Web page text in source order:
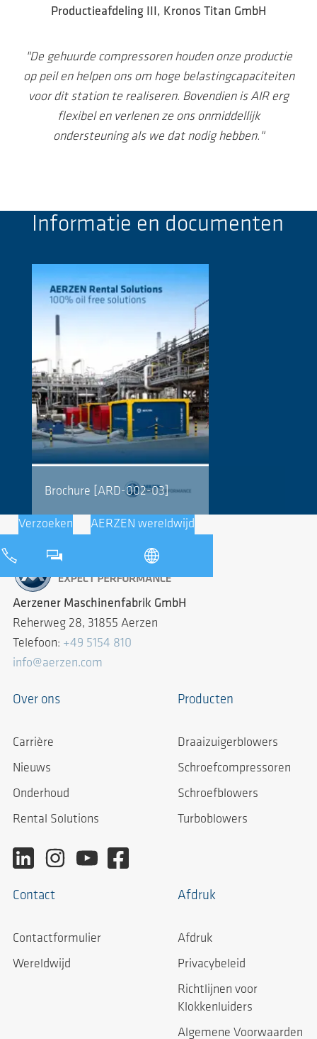
Productieafdeling III, Kronos Titan GmbH
"De gehuurde compressoren houden onze productie
op peil en helpen ons om hoge belastingcapaciteiten
voor dit station te realiseren. Bovendien is AIR erg
flexibel en verlenen ze ons onmiddellijk
ondersteuning als we dat nodig hebben."
Informatie en documenten
Brochure [ARD-002-03]
Verzoeken AERZEN wereldwijd
Aerzener Maschinenfabrik GmbH
Reherweg 28, 31855 Aerzen
Telefoon: +49 5154 810
info@aerzen.com
Over ons
Carrière
Nieuws
Onderhoud
Rental Solutions
Producten
Draaizuigerblowers
Schroefcompressoren
Schroefblowers
Turboblowers
Contact
Contactformulier
Wereldwijd
Afdruk
Afdruk
Privacybeleid
Richtlijnen voor
Klokkenluiders
Algemene Voorwaarden